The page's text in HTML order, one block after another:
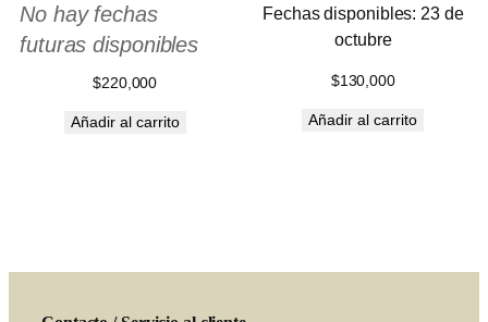
No hay fechas
futuras disponibles
$220,000
Añadir al carrito
Fechas disponibles: 23 de
octubre
$130,000
Añadir al carrito